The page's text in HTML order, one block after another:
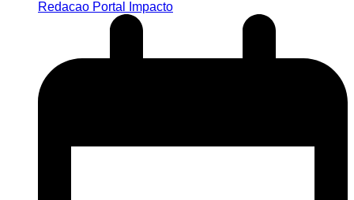
Redacao Portal Impacto